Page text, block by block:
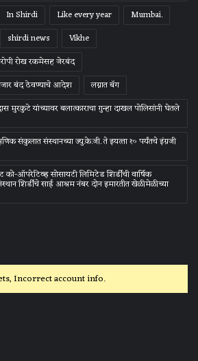
In Shirdi Like every year
Mumbai.
shirdi news
Vikhe
रोख रकमेसह जेरबंद
बंद ठेवण्याचे आदेश
लग्नात बॅग
मुरकुटे यांच्यावर बलात्काराचा गुन्हा दाखल पोलिसांनी घेतले
संकुलात संस्‍थानच्‍या ज्‍यु.के.जी. ते इयत्‍ता १० पर्यंतचे इंग्रजी
को-ऑपरेटिव्ह सोसायटी लिमिटेड शिर्डीची वार्षिक
शिर्डीचे साई आश्रम नंबर दोन इमारतीत खेळीमेळीच्या
Incorrect account info.